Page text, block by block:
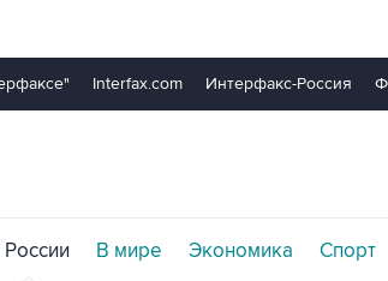
Interfax.com Интерфакс-Россия
России В мире Экономика Спорт